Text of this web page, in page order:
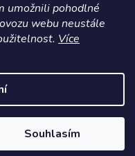
umožnili pohodlné
webu neustále
Více
Souhlasím
práva vyhrazena.
Upravit
.